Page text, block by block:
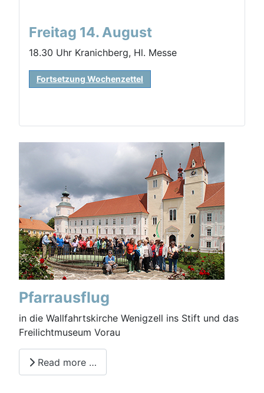
Freitag 14. August
18.30 Uhr Kranichberg, Hl. Messe
Fortsetzung Wochenzettel
Pfarrausflug
in die Wallfahrtskirche Wenigzell ins Stift und das
Freilichtmuseum Vorau
Read more …